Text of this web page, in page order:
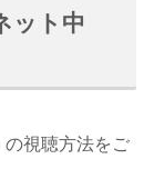
ット中
の視聴方法をご